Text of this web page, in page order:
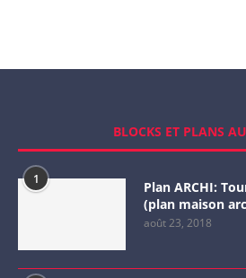
BLOCKS ET PLANS
1
Plan ARCHI:
(plan maison
août 23, 2018